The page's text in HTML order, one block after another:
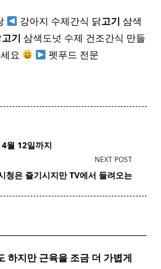
강아지 수제간식 닭고기 삼색
고기 삼색도넛 수제 건조간식 만들
요
펫푸드 전문
월 12일까지
NEXT POST
청은 즐기시지만 TV에서 들려오는
하지만 근육을 조금 더 가볍게